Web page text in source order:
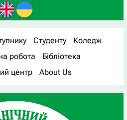
Студенту
Коледж
робота
Бібліотека
центр About Us